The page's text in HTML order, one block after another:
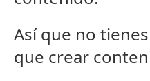
Así que no
que crear